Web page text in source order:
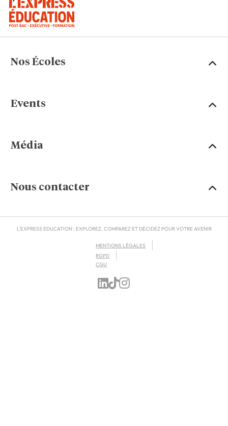
Nos Écoles
Events
Média
Nous contacter
L'EXPRESS EDUCATION : EXPLOREZ, COMPAREZ ET DÉCIDEZ POUR VOTRE AVENIR
MENTIONS LÉGALES
RGPD
CGU